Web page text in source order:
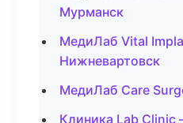
Мурманск
МедиЛаб Vital
Нижневартовск
МедиЛаб Care
Клиника Lab